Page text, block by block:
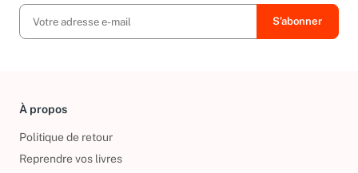
À propos
Politique de retour
Reprendre vos livres